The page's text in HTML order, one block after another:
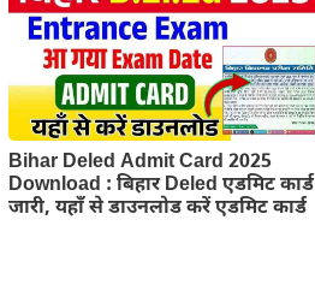
Bihar Deled Admit Card 2025
Download : बिहार Deled एडमिट कार्ड
जारी, यहाँ से डाउनलोड करें एडमिट कार्ड